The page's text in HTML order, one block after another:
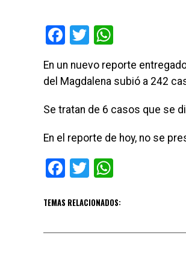
Facebook
Twitter
En un nuevo reporte
del Magdalena subió a 242
Se tratan de 6 casos que se
En el reporte de hoy, no se
Facebook
Twitter
TEMAS RELACIONADOS: